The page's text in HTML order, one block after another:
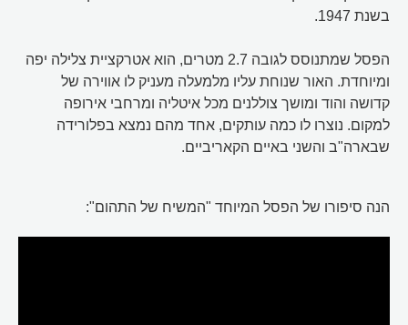
בשנת 1947.
הפסל שמתנוסס לגובה 2.7 מטרים, הוא אטרקציית צלילה יפה
ומיוחדת. האור שנוחת עליו מלמעלה מעניק לו אווירה של
קדושה והוד ומושך צוללנים מכל איטליה ומרחבי אירופה
למקום. נוצרו לו כמה עותקים, אחד מהם נמצא בפלורידה
שבארה"ב והשני באיים הקאריביים.
הנה סיפורו של הפסל המיוחד "המשיח של התהום":